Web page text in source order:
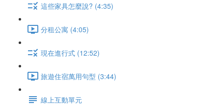
這些家具怎麼說? (4:35)
分租公寓 (4:05)
現在進行式 (12:52)
旅遊住宿萬用句型 (3:44)
線上互動單元